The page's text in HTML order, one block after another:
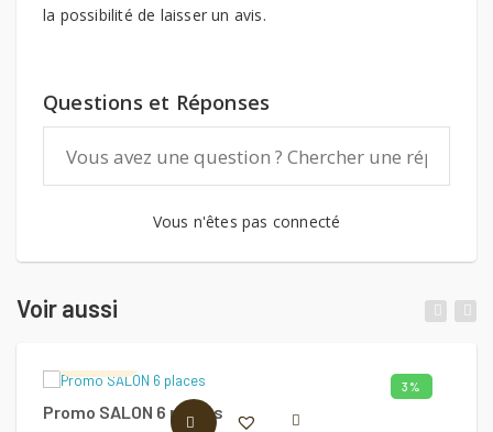
la possibilité de laisser un avis.
Questions et Réponses
Vous n'êtes pas connecté
Voir aussi
3%
Promo SALON 6 placesAJOUTER AU PANIER